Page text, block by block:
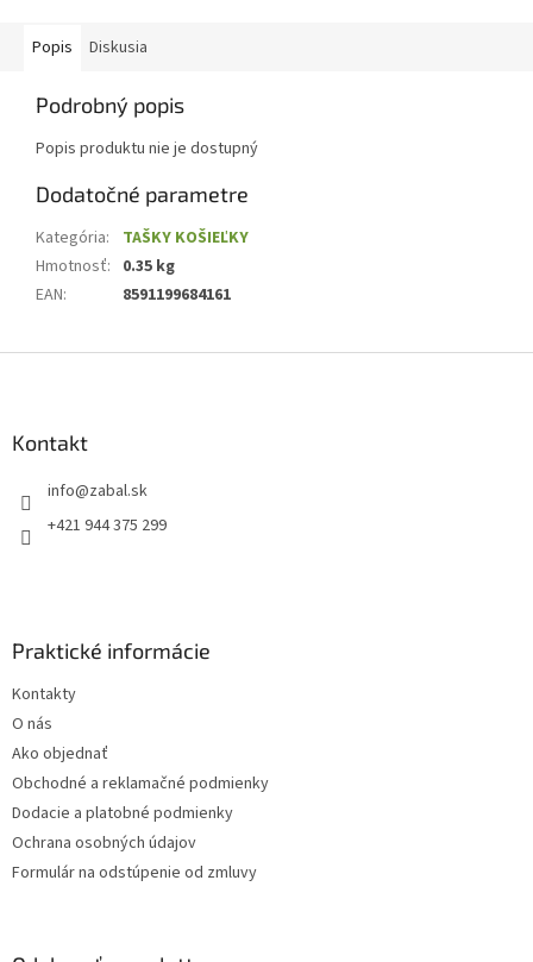
Popis Diskusia
Podrobný popis
Popis produktu nie je dostupný
Dodatočné parametre
Kategória:
TAŠKY KOŠIEĽKY
Hmotnosť: 0.35 kg
EAN: 8591199684161
Kontakt
info@zabal.sk
+421 944 375 299
Praktické informácie
Kontakty
O nás
Ako objednať
Obchodné a reklamačné podmienky
Dodacie a platobné podmienky
Ochrana osobných údajov
Formulár na odstúpenie od zmluvy